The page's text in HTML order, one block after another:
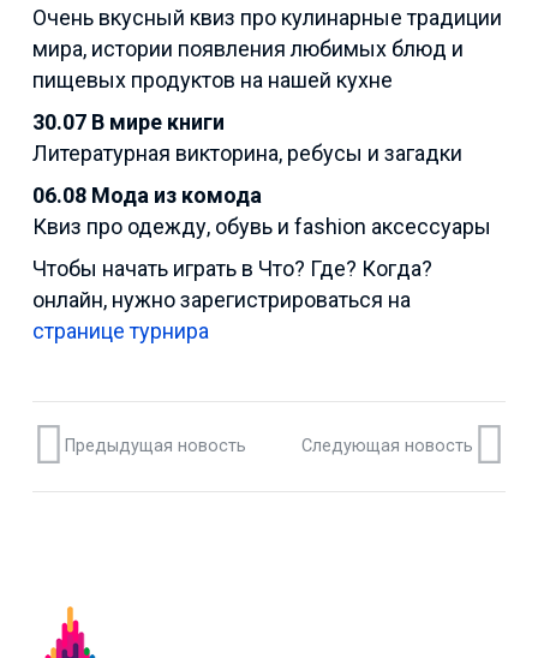
Очень вкусный квиз про кулинарные традиции
мира, истории появления любимых блюд и
пищевых продуктов на нашей кухне
30.07 В мире книги
Литературная викторина, ребусы и загадки
06.08 Мода из комода
Квиз про одежду, обувь и fashion аксессуары
Чтобы начать играть в Что? Где? Когда?
онлайн, нужно зарегистрироваться на
странице турнира
Предыдущая новость Следующая новость